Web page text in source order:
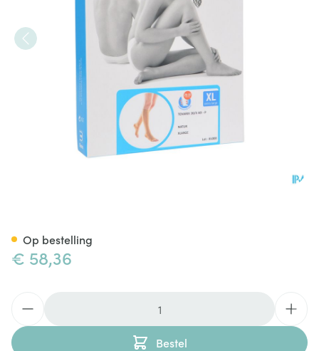
€ 58,36
Bestel
Op bestelling